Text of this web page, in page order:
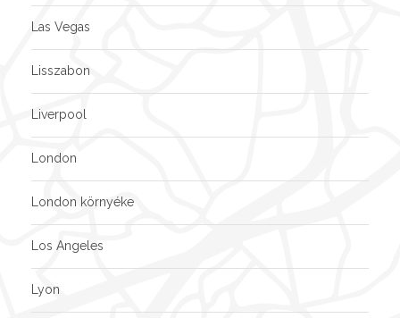
Las Vegas
Lisszabon
Liverpool
London
London környéke
Los Angeles
Lyon